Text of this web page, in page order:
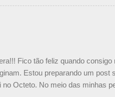
🇩🇪 #F1 pic.twitter.com/
Fico tão feliz quando
Estou preparando um post
no Octeto. No meio das minhas